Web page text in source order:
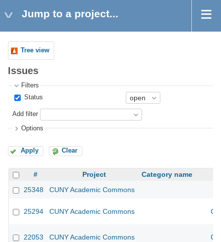
Jump to a project...
Tree view
Issues
Filters
Status
Add filter
Options
Apply Clear
# Project
Category name
25348
CUNY Academic Commons
25294 CUNY Academic Commons
22053 CUNY Academic Commons